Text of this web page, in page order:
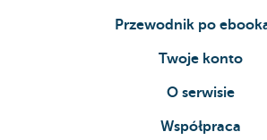
Przewodnik po
Twoje konto
O serwisie
Współpraca